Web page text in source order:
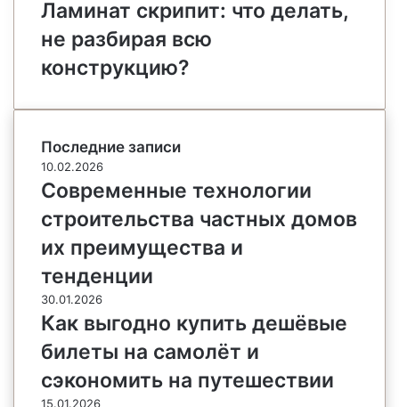
Ламинат скрипит: что делать,
не разбирая всю
конструкцию?
Последние записи
10.02.2026
Современные технологии
строительства частных домов
их преимущества и
тенденции
30.01.2026
Как выгодно купить дешёвые
билеты на самолёт и
сэкономить на путешествии
15.01.2026